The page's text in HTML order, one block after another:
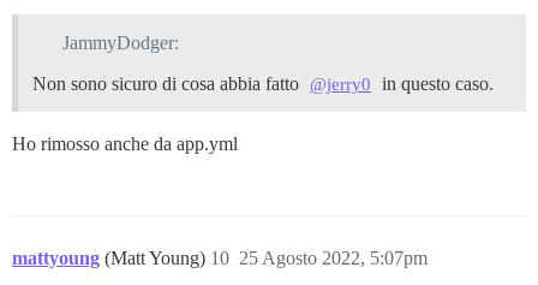
JammyDodger:
Non sono sicuro di cosa abbia fatto @jerry0 in questo caso.
Ho rimosso anche da app.yml
mattyoung (Matt Young) 25 Agosto 2022, 5:07pm
10